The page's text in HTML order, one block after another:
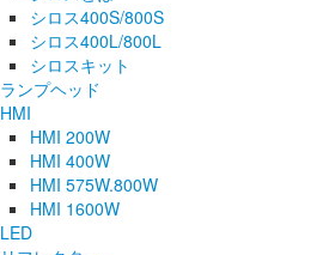
シロス400S/800S
シロス400L/800L
シロスキット
ランプヘッド
HMI
HMI 200W
HMI 400W
HMI 575W.800W
HMI 1600W
LED